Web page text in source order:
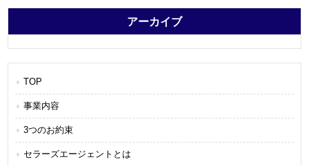
アーカイブ
TOP
事業内容
3つのお約束
セラーズエージェントとは